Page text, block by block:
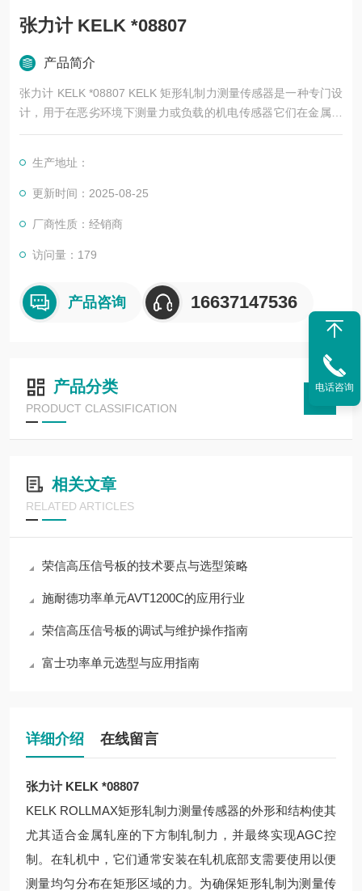
张力计 KELK *08807
产品简介
张力计 KELK *08807 KELK 矩形轧制力测量传感器是一种专门设
计，用于在恶劣环境下测量力或负载的机电传感器它们在金属轧
机行业中的长期使用证明了它们在恶劣的操作条件和高过载情况
片允许使用直流励磁，以对力或负载的变化做出极确性快的响应
生产地址：
更新时间：2025-08-25
厂商性质：经销商
访问量：179
产品咨询 16637147536
产品分类
PRODUCT CLASSIFICATION
相关文章
RELATED ARTICLES
荣信高压信号板的技术要点与选型策略
施耐德功率单元AVT1200C的应用行业
荣信高压信号板的调试与维护操作指南
富士功率单元选型与应用指南
详细介绍 在线留言
张力计 KELK *08807
KELK ROLLMAX矩形轧制力测量传感器的外形和结构使其
尤其适合金属轧座的下方制轧制力，并最终实现AGC控
制。在轧机中，它们通常安装在轧机底部支需要使用以便
测量均匀分布在矩形区域的力。为确保矩形轧制为测量传
电话咨询